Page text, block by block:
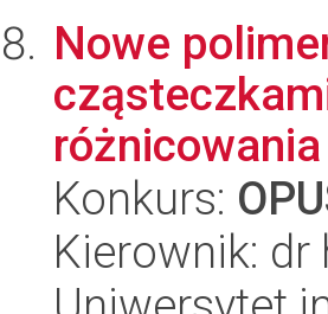
Nowe
Konkurs:
Kierownik: dr